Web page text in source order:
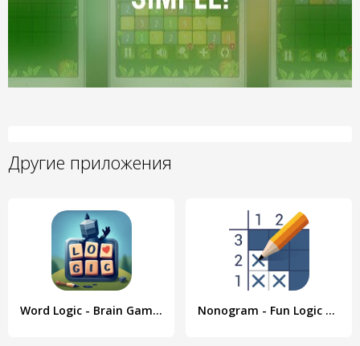
Другие приложения
Word Logic - Brain Game Puzzle Nonogram - Fun Logic Puzzle